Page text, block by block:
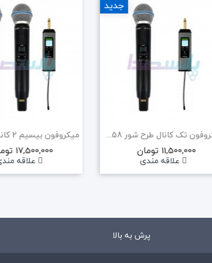
میکروفون تک کانال طرح شور SHURE SLXD2/BETA58
11,500,000 تومان
علاقه مندی
جدید
17,500,000 تومان
علاقه
پرش به بالا